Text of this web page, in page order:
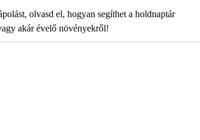
olvasd el, hogyan segíthet a holdnaptár
akár évelő növényekről!